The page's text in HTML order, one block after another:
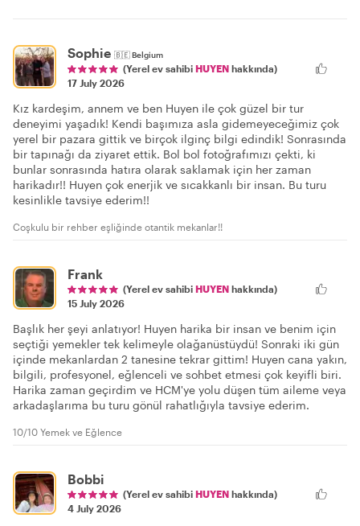
Sophie 🇧🇪Belgium
(Yerel ev sahibi HUYEN hakkında)
17 July 2026
Kız kardeşim, annem ve ben Huyen ile çok güzel bir tur
deneyimi yaşadık! Kendi başımıza asla gidemeyeceğimiz çok
yerel bir pazara gittik ve birçok ilginç bilgi edindik! Sonrasında
bir tapınağı da ziyaret ettik. Bol bol fotoğrafımızı çekti, ki
bunlar sonrasında hatıra olarak saklamak için her zaman
harikadır!! Huyen çok enerjik ve sıcakkanlı bir insan. Bu turu
kesinlikle tavsiye ederim!!
Coşkulu bir rehber eşliğinde otantik mekanlar!!
Frank
(Yerel ev sahibi HUYEN hakkında)
15 July 2026
Başlık her şeyi anlatıyor! Huyen harika bir insan ve benim için
seçtiği yemekler tek kelimeyle olağanüstüydü! Sonraki iki gün
içinde mekanlardan 2 tanesine tekrar gittim! Huyen cana yakın,
bilgili, profesyonel, eğlenceli ve sohbet etmesi çok keyifli biri.
Harika zaman geçirdim ve HCM'ye yolu düşen tüm aileme veya
arkadaşlarıma bu turu gönül rahatlığıyla tavsiye ederim.
10/10 Yemek ve Eğlence
Bobbi
(Yerel ev sahibi HUYEN hakkında)
4 July 2026